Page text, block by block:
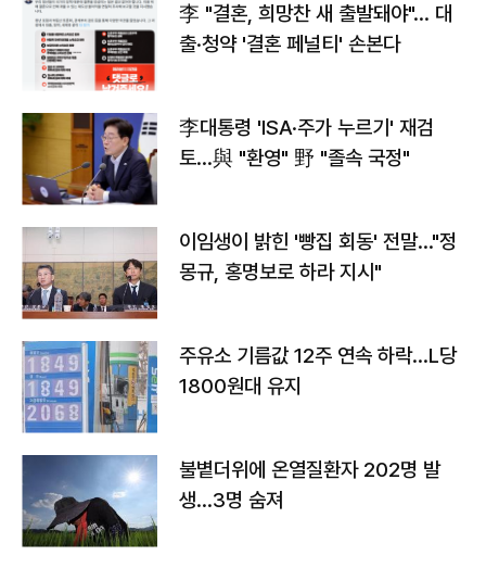
李 "결혼, 희망찬 새 출발돼야"… 대
출·청약 '결혼 페널티' 손본다
李대통령 'ISA·주가 누르기' 재검
토…與 "환영" 野 "졸속 국정"
이임생이 밝힌 '빵집 회동' 전말…"정
몽규, 홍명보로 하라 지시"
주유소 기름값 12주 연속 하락…L당
1800원대 유지
불볕더위에 온열질환자 202명 발
생…3명 숨져